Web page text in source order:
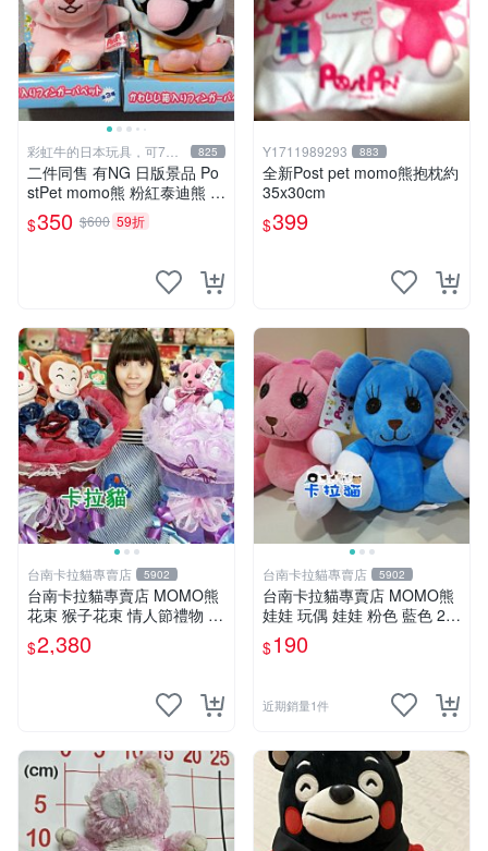
彩虹牛的日本玩具，可7取
付
825
二件同售 有NG 日版景品 Po
stPet momo熊 粉紅泰迪熊 妹
妹 comomo 企鵝 娃娃 布偶
手指頭 娃娃
$350 $600 59折
Y1711989293 883
全新Post pet momo熊抱枕約
35x30cm
$399
台南卡拉貓專賣店 5902
台南卡拉貓專賣店 MOMO熊
花束 猴子花束 情人節禮物 二
選一 可繡字 可今天寄明天到
$2,380
台南卡拉貓專賣店 5902
台南卡拉貓專賣店 MOMO熊
娃娃 玩偶 娃娃 粉色 藍色 2色
分售
$190
近期銷量1件